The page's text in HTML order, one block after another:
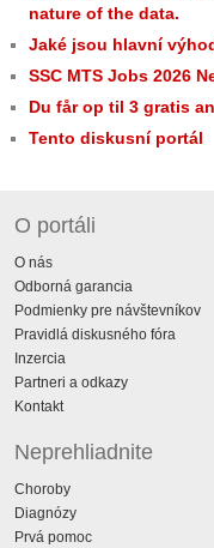
nature of the data.
Jaké jsou hlavní
SSC MTS Jobs 2026
Du får op til 3 gratis
Tento diskusní portál
O portáli
O nás
Odborná garancia
Podmienky pre návštevníkov
Pravidlá diskusného fóra
Inzercia
Partneri a odkazy
Kontakt
Neprehliadnite
Choroby
Diagnózy
Prvá pomoc